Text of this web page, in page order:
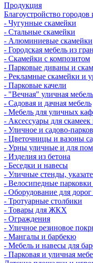
Продукция
Благоустройство городов
- Чугунные скамейки
- Стальные скамейки
- Алюминиевые скамейки
- Городская мебель из
- Скамейки с композитом
- Парковые диваны и
- Рекламные скамейки и
- Парковые качели
- "Вечная" уличная
- Садовая и дачная мебель
- Мебель для уличных
- Аксессуары для скамеек
- Уличное и садово-
- Цветочницы и вазоны
- Урны уличные и для
- Изделия из бетона
- Беседки и навесы
- Уличные стенды,
- Велосипедные парковки
- Оборудование для
- Тротуарные столбики
- Товары для ЖКХ
- Ограждения
- Уличное резиновое
- Мангалы и барбекю
- Мебель и навесы для
- Парковая и уличная